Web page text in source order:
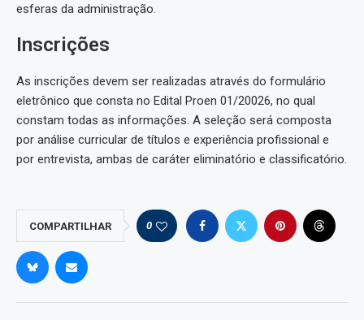
esferas da administração.
Inscrições
As inscrições devem ser realizadas através do formulário
eletrônico que consta no Edital Proen 01/20026, no qual
constam todas as informações. A seleção será composta
por análise curricular de títulos e experiência profissional e
por entrevista, ambas de caráter eliminatório e classificatório.
COMPARTILHAR 0